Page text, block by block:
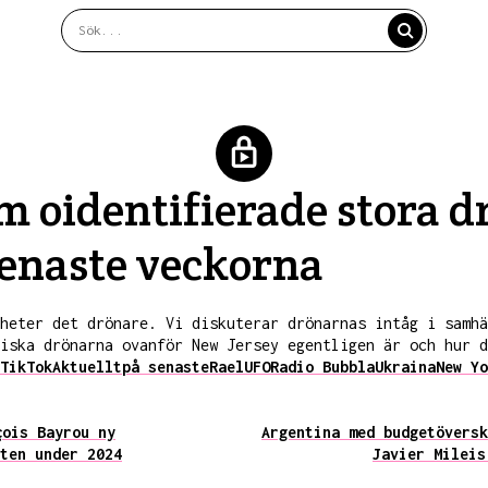
oidentifierade stora
veckorna
det drönare. Vi diskuterar drönarnas intåg i
drönarna ovanför New Jersey egentligen är och hur
TikTokAktuelltpå senasteRaelUFORadio BubblaUkrainaNew
Bayrou ny
under 2024
Argentina med
Javier Mileis